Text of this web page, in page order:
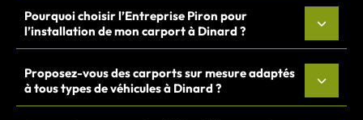
Pourquoi choisir l’Entreprise Piron pour
l’installation de mon carport à Dinard ?
Proposez-vous des carports sur mesure adaptés
à tous types de véhicules à Dinard ?